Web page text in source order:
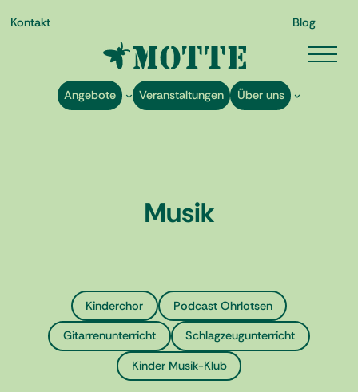
Kontakt Blog
Angebote Veranstaltungen Über uns
Musik
Kinderchor
Podcast Ohrlotsen
Gitarrenunterricht
Schlagzeugunterricht
Kinder Musik-Klub